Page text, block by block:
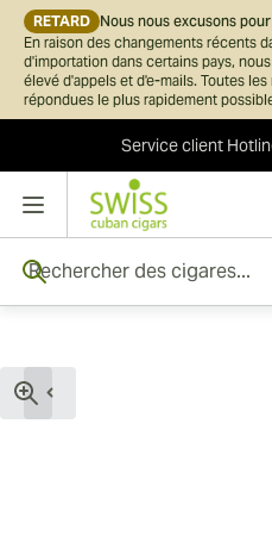
RETARD Nous nous excusons
En raison des changements récents
d'importation dans certains pays,
élevé d'appels et d'e-mails. Toutes
répondues le plus rapidement
Service client
Skip to Content